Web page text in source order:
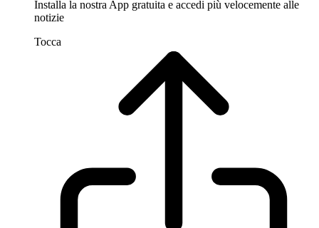
Installa la nostra App gratuita e accedi più velocemente alle
notizie
Tocca